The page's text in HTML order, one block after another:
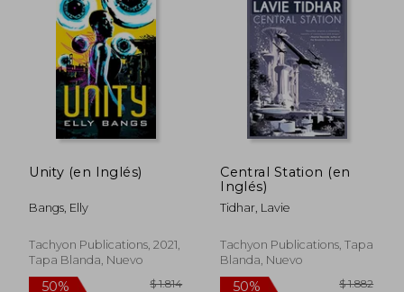
50%
dcto.
50%
dcto.
Unity (en Inglés)
Bangs, Elly
Tachyon Publications, 2021,
Tapa Blanda, Nuevo
Central Station (en
Inglés)
Tidhar, Lavie
Tachyon Publications, Tapa
Blanda, Nuevo